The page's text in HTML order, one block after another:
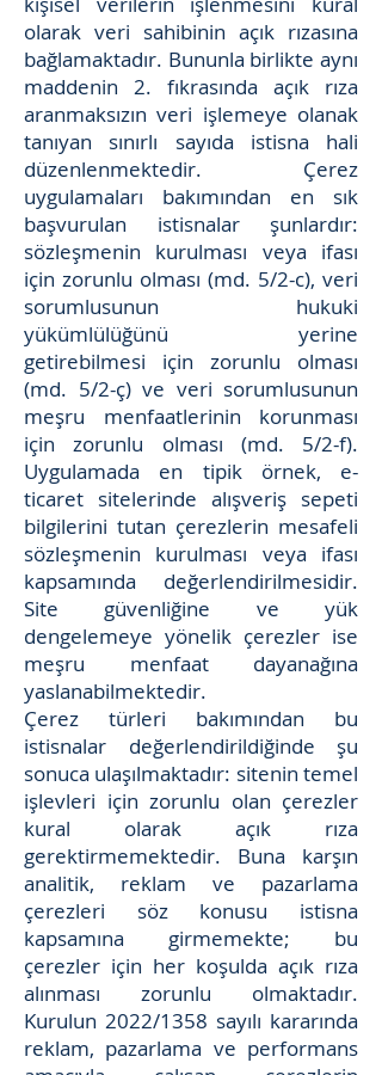
olarak veri sahibinin açık rızasına
bağlamaktadır. Bununla birlikte aynı
maddenin 2. fıkrasında açık rıza
aranmaksızın veri işlemeye olanak
tanıyan sınırlı sayıda istisna hali
düzenlenmektedir. Çerez
uygulamaları bakımından en sık
başvurulan istisnalar şunlardır:
sözleşmenin kurulması veya ifası
için zorunlu olması (md. 5/2-c), veri
sorumlusunun hukuki
yükümlülüğünü yerine
getirebilmesi için zorunlu olması
(md. 5/2-ç) ve veri sorumlusunun
meşru menfaatlerinin korunması
için zorunlu olması (md. 5/2-f).
Uygulamada en tipik örnek, e-
ticaret sitelerinde alışveriş sepeti
bilgilerini tutan çerezlerin mesafeli
sözleşmenin kurulması veya ifası
kapsamında değerlendirilmesidir.
Site güvenliğine ve yük
dengelemeye yönelik çerezler ise
meşru menfaat dayanağına
yaslanabilmektedir.
Çerez türleri bakımından bu
istisnalar değerlendirildiğinde şu
sonuca ulaşılmaktadır: sitenin temel
işlevleri için zorunlu olan çerezler
kural olarak açık rıza
gerektirmemektedir. Buna karşın
analitik, reklam ve pazarlama
çerezleri söz konusu istisna
kapsamına girmemekte; bu
çerezler için her koşulda açık rıza
alınması zorunlu olmaktadır.
Kurulun 2022/1358 sayılı kararında
reklam, pazarlama ve performans